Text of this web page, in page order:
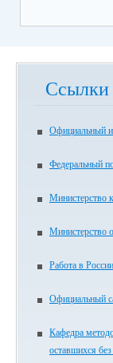
Ссылки
Официальный
Федеральный
Министерство
Министерство
Работа в
Официальный
Кафедра
оставшихся